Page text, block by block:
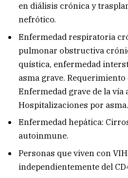
en diálisis crónica y
nefrótico.
Enfermedad respiratoria
pulmonar obstructiva
quística, enfermedad
asma grave.
Enfermedad grave de la vía
Hospitalizaciones por asma.
Enfermedad hepática:
autoinmune.
Personas que viven con VIH
independientemente del